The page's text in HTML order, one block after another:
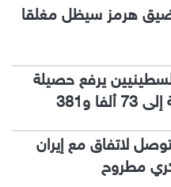
هرمز سيظل مغلقا
مقتل 4 فلسطينيين يرفع حصيلة
و381
لاتفاق مع إيران
مطروح